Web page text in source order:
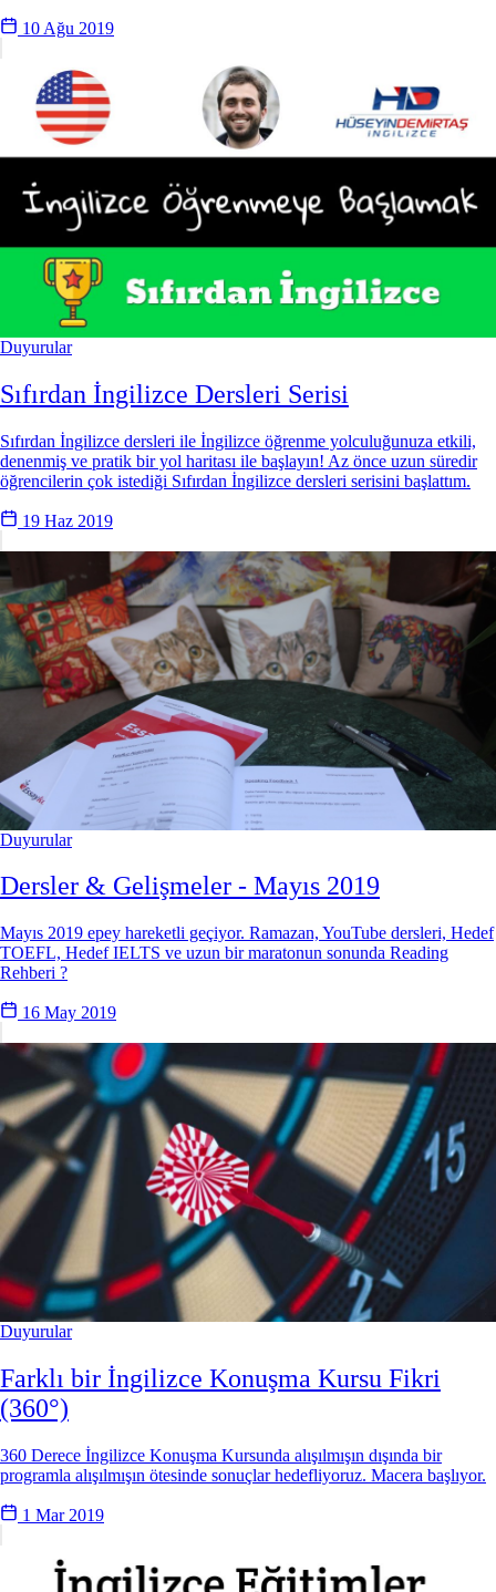
10 Ağu 2019
Duyurular
Sıfırdan İngilizce Dersleri Serisi
Sıfırdan İngilizce dersleri ile İngilizce öğrenme yolculuğunuza etkili,
denenmiş ve pratik bir yol haritası ile başlayın! Az önce uzun süredir
öğrencilerin çok istediği Sıfırdan İngilizce dersleri serisini başlattım.
19 Haz 2019
Duyurular
Dersler & Gelişmeler - Mayıs 2019
Mayıs 2019 epey hareketli geçiyor. Ramazan, YouTube dersleri, Hedef
TOEFL, Hedef IELTS ve uzun bir maratonun sonunda Reading
Rehberi ?
16 May 2019
Duyurular
Farklı bir İngilizce Konuşma Kursu Fikri
(360°)
360 Derece İngilizce Konuşma Kursunda alışılmışın dışında bir
programla alışılmışın ötesinde sonuçlar hedefliyoruz. Macera başlıyor.
1 Mar 2019